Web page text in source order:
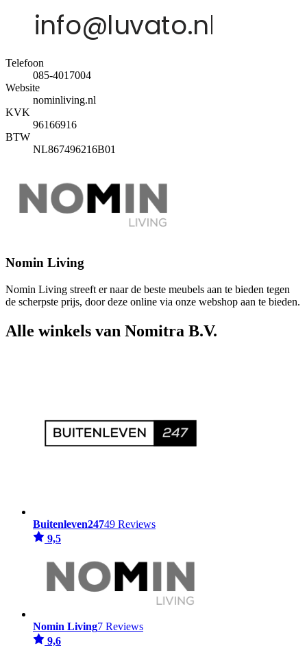
Telefoon
085-4017004
Website
nominliving.nl
KVK
96166916
BTW
NL867496216B01
Nomin Living
Nomin Living streeft er naar de beste meubels aan te bieden tegen
de scherpste prijs, door deze online via onze webshop aan te bieden.
Alle winkels van Nomitra B.V.
Buitenleven24749 Reviews
9,5
Nomin Living7 Reviews
9,6